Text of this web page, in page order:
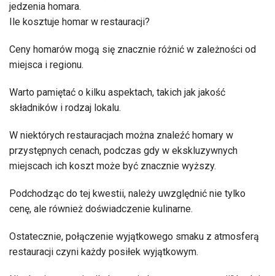
jedzenia homara.
Ile kosztuje homar w restauracji?
Ceny homarów mogą się znacznie różnić w zależności od
miejsca i regionu.
Warto pamiętać o kilku aspektach, takich jak jakość
składników i rodzaj lokalu.
W niektórych restauracjach można znaleźć homary w
przystępnych cenach, podczas gdy w ekskluzywnych
miejscach ich koszt może być znacznie wyższy.
Podchodząc do tej kwestii, należy uwzględnić nie tylko
cenę, ale również doświadczenie kulinarne.
Ostatecznie, połączenie wyjątkowego smaku z atmosferą
restauracji czyni każdy posiłek wyjątkowym.